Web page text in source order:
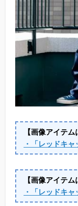
【画像アイテム
・「レッドキ
【画像アイテム
・「レッドキ